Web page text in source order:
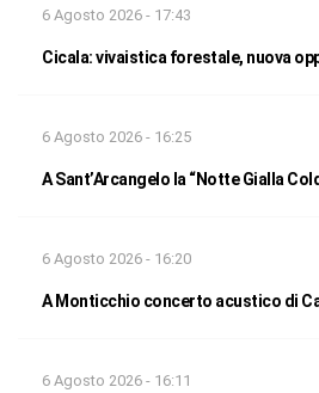
6 Agosto 2026 - 17:43
Cicala: vivaistica forestale, nuova
6 Agosto 2026 - 16:25
A Sant’Arcangelo la “Notte Gialla
6 Agosto 2026 - 16:20
A Monticchio concerto acustico di
6 Agosto 2026 - 16:11